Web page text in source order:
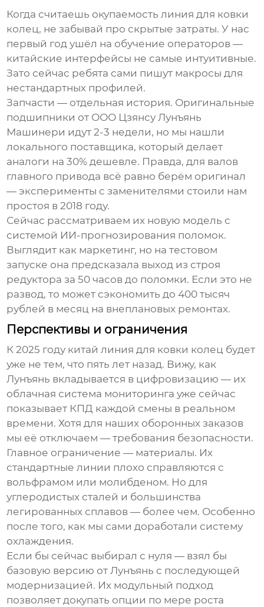
Когда считаешь окупаемостьлиния для ковки
колец, не забывай про скрытые затраты. У нас
первый год ушёл на обучение операторов —
китайские интерфейсы не самые интуитивные.
Зато сейчас ребята сами пишут макросы для
нестандартных профилей.
Запчасти — отдельная история. Оригинальные
подшипники от ООО Цзянсу Лунъянь
Машинери идут 2-3 недели, но мы нашли
локального поставщика, который делает
аналоги на 30% дешевле. Правда, для валов
главного привода всё равно берём оригинал
— эксперименты с заменителями стоили нам
простоя в 2018 году.
Сейчас рассматриваем их новую модель с
системой ИИ-прогнозирования поломок.
Выглядит как маркетинг, но на тестовом
запуске она предсказала выход из строя
редуктора за 50 часов до поломки. Если это не
развод, то может сэкономить до 400 тысяч
рублей в месяц на внеплановых ремонтах.
Перспективы и ограничения
К 2025 году китай линия для ковки колец будет
уже не тем, что пять лет назад. Вижу, как
Лунъянь вкладывается в цифровизацию — их
облачная система мониторинга уже сейчас
показывает КПД каждой смены в реальном
времени. Хотя для наших оборонных заказов
мы её отключаем — требования безопасности.
Главное ограничение — материалы. Их
стандартные линии плохо справляются с
вольфрамом или молибденом. Но для
углеродистых сталей и большинства
легированных сплавов — более чем. Особенно
после того, как мы сами доработали систему
охлаждения.
Если бы сейчас выбирал с нуля — взял бы
базовую версию от Лунъянь с последующей
модернизацией. Их модульный подход
позволяет докупать опции по мере роста